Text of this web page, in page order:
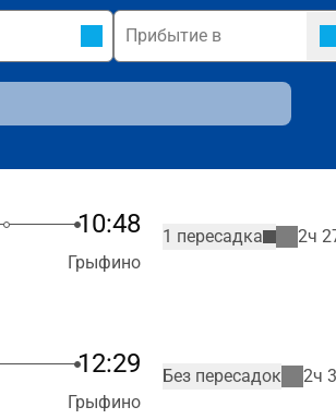
10:48
Грыфино
1 пересадка 2ч
12:29
Грыфино
Без пересадок 2ч